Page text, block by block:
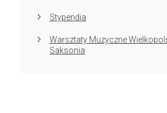
Stypendia
Warsztaty Muzyczne
Saksonia